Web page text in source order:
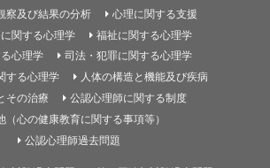
察及び結果の分析
心理に関する支援
関する心理学
福祉に関する心理学
心理学
司法・犯罪に関する心理学
する心理学
人体の構造と機能及び疾病
その治療
公認心理師に関する制度
（心の健康教育に関する事項等）
公認心理師過去問題